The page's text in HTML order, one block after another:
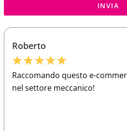
INVIA
Roberto
★★★★★
Raccomando questo e-
nel settore meccanico!